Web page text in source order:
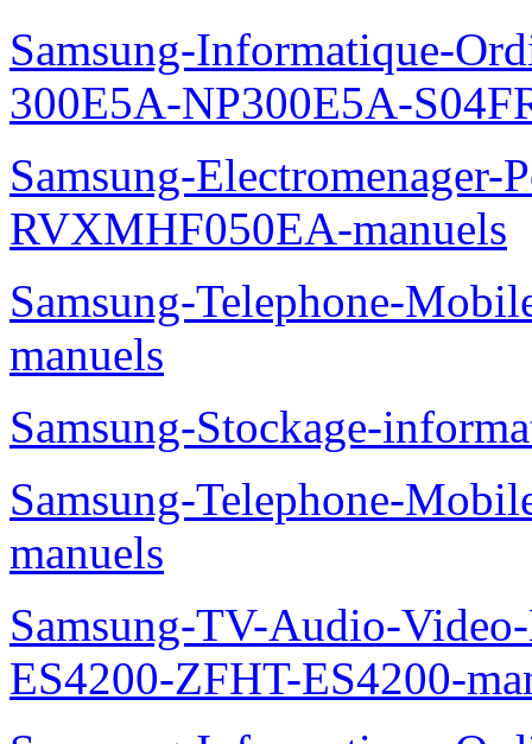
Samsung-Informatique-
300E5A-NP300E5A-
Samsung-
RVXMHF050EA-manuels
Samsung-Telephone-
manuels
Samsung-Stockage-
Samsung-Telephone-
manuels
Samsung-TV-Audio-
ES4200-ZFHT-ES4200-